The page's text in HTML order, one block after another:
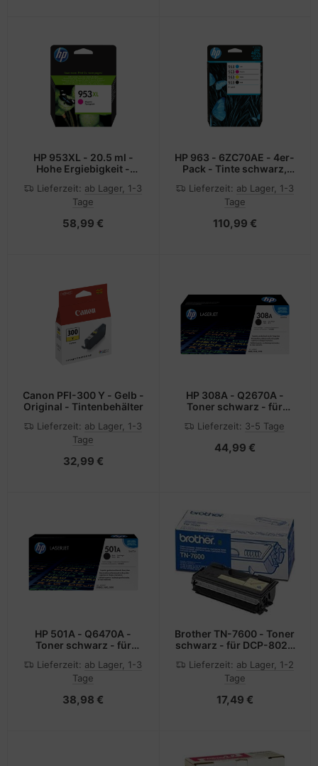
HP 953XL - 20.5 ml -
Hohe Ergiebigkeit -
Lieferzeit: ab Lager, 1-3
Tage
58,99 €
HP 963 - 6ZC70AE - 4er-
Pack - Tinte schwarz,
für Officejet Pro 9010
9012 9014 9015 9016
Lieferzeit: ab Lager, 1-3
Tage
110,99 €
Canon PFI-300 Y - Gelb -
Original - Tintenbehälter
Lieferzeit: ab Lager, 1-3
Tage
32,99 €
HP 308A - Q2670A -
Toner schwarz - für
3500n, 3550, 3550n,
3700dtn, 3700n
Lieferzeit: 3-5 Tage
44,99 €
HP 501A - Q6470A -
Toner schwarz - für
3800, CP3505
Lieferzeit: ab Lager, 1-3
Tage
38,98 €
Brother TN-7600 - Toner
schwarz - für DCP-8020
1870 5030 5040 5050
5070 MFC-8420 8820
Lieferzeit: ab Lager, 1-2
Tage
17,49 €